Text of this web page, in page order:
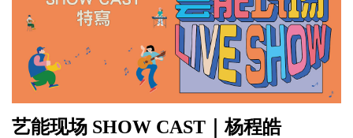
艺能现场 SHOW CAST｜杨程皓